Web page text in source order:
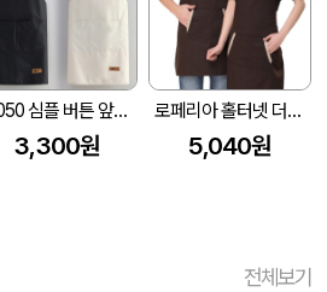
M050 심플 버튼 앞치마, 미용실 애견 미술학원 카페 바리스타 업소용 방수앞치마
3,300원
로페리아 홀터넷 더블포켓 앞치마
5,040원
전체보기